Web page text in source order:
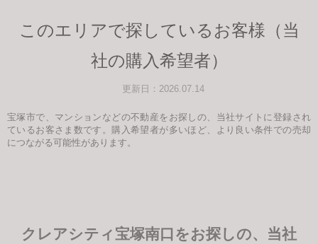
このエリアで探しているお客様（当
社の購入希望者）
更新日：2026.07.14
宝塚市で、マンションなどの不動産をお探しの、当社サイトに登録され
ているお客さま数です。購入希望者が多いほど、より良い条件での売却
につながる可能性があります。
クレアシティ宝塚南口をお探しの、当社